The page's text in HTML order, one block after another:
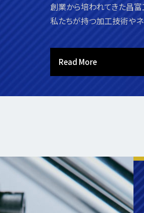
創業から培われてきた昌
私たちが持つ加工技術やネ
Read More